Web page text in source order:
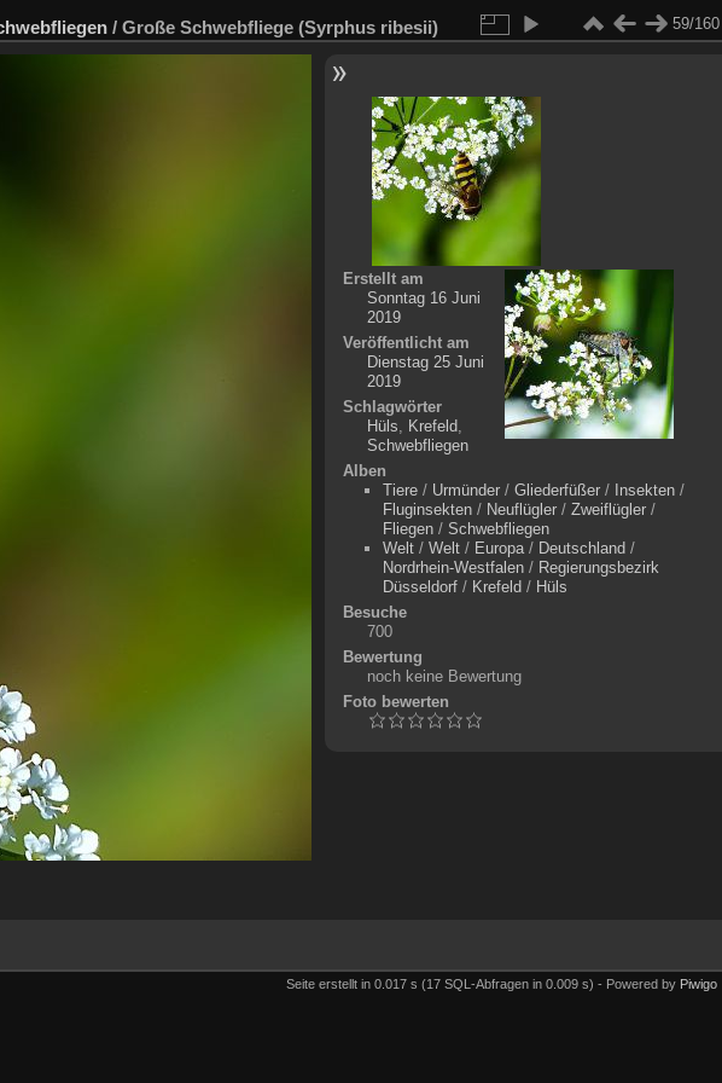
/ Große Schwebfliege (Syrphus ribesii) 59/160
Erstellt am
Sonntag 16 Juni
2019
Veröffentlicht am
Dienstag 25 Juni
2019
Schlagwörter
Hüls, Krefeld,
Schwebfliegen
Alben
Tiere/ Urmünder/ Gliederfüßer/ Insekten/
Fluginsekten/ Neuflügler/ Zweiflügler/
Fliegen/ Schwebfliegen
Welt/ Welt/ Europa/ Deutschland /
Nordrhein-Westfalen/ Regierungsbezirk
Düsseldorf/ Krefeld / Hüls
Besuche
700
Bewertung
noch keine Bewertung
Foto bewerten
Seite erstellt in 0.017 s (17 SQL-Abfragen in 0.009 s) - Powered by Piwigo